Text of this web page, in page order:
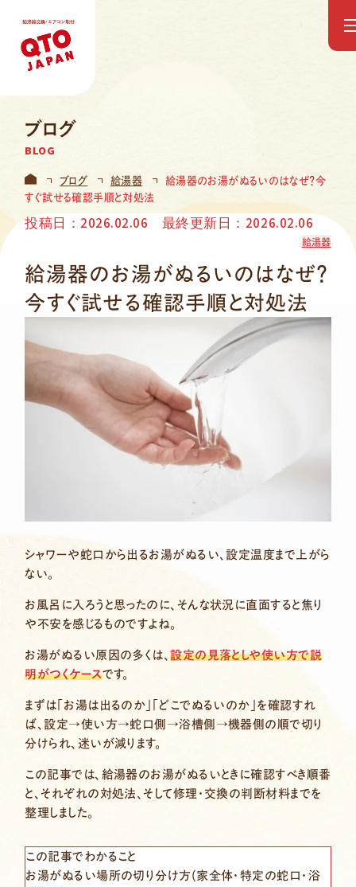
「QTO JAPAN」について
給湯器交換
オーナー・管理会社様向け
給湯器・エアコンのトラブルを24時間365日まるごと
お任せ
専門コールセンターがいつでも受付・手配。
オーナー・管理会社様の業務負担を大幅に軽減します。
24時間365日 相談無料・スピード見積もり！
0120-749-333
LINEで見積り
ブログ
BLOG
ブログ 給湯器
給湯器のお湯がぬるいのはなぜ？今
すぐ試せる確認手順と対処法
投稿日：2026.02.06 最終更新日：2026.02.06
給湯器
給湯器のお湯がぬるいのはなぜ？
今すぐ試せる確認手順と対処法
シャワーや蛇口から出るお湯がぬるい、設定温度まで上がら
ない。
お風呂に入ろうと思ったのに、そんな状況に直面すると焦り
や不安を感じるものですよね。
お湯がぬるい原因の多くは、設定の見落としや使い方で説
明がつくケースです。
まずは「お湯は出るのか」「どこでぬるいのか」を確認すれ
ば、設定→使い方→蛇口側→浴槽側→機器側の順で切り
分けられ、迷いが減ります。
この記事では、給湯器のお湯がぬるいときに確認すべき順番
と、それぞれの対処法、そして修理・交換の判断材料までを
整理しました。
この記事でわかること
お湯がぬるい場所の切り分け方(家全体・特定の蛇口・浴